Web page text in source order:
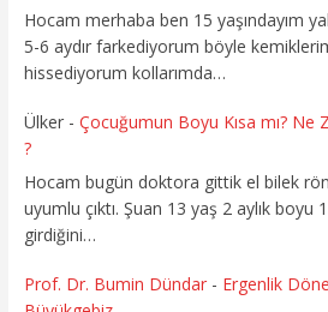
Hocam merhaba ben 15 yaşındayım
5-6 aydır farkediyorum böyle
hissediyorum kollarımda…
Ülker- Çocuğumun Boyu Kısa mı? Ne
?
Hocam bugün doktora gittik el bilek
uyumlu çıktı. Şuan 13 yaş 2 aylık boyu
girdiğini…
Prof. Dr. Bumin Dündar- Ergenlik